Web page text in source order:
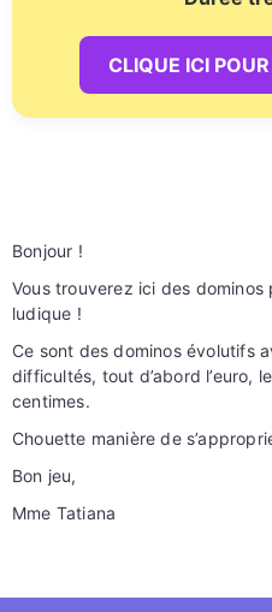
CLIQUE ICI
Bonjour !
Vous trouverez ici des dominos
ludique !
Ce sont des dominos évolutifs
difficultés, tout d’abord l’euro,
centimes.
Chouette manière de
Bon jeu,
Mme Tatiana